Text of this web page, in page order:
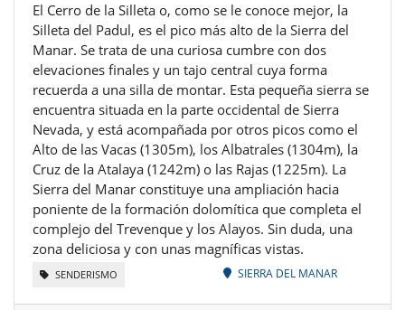
El Cerro de la Silleta o, como se le conoce mejor, la
Silleta del Padul, es el pico más alto de la Sierra del
Manar. Se trata de una curiosa cumbre con dos
elevaciones finales y un tajo central cuya forma
recuerda a una silla de montar. Esta pequeña sierra se
encuentra situada en la parte occidental de Sierra
Nevada, y está acompañada por otros picos como el
Alto de las Vacas (1305m), los Albatrales (1304m), la
Cruz de la Atalaya (1242m) o las Rajas (1225m). La
Sierra del Manar constituye una ampliación hacia
poniente de la formación dolomítica que completa el
complejo del Trevenque y los Alayos. Sin duda, una
zona deliciosa y con unas magníficas vistas.
SENDERISMO SIERRA DEL MANAR